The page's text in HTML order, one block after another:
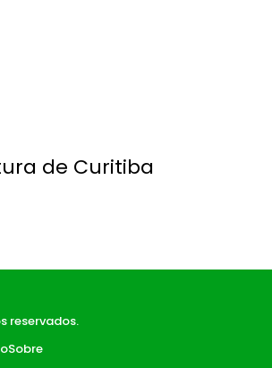
de Curitiba
reservados.
Sobre